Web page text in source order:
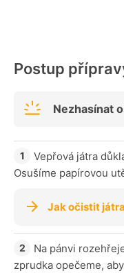
Postup
Nezhasínat
Vepřová játra
Osušíme papírovou
Jak očistit játra
Na pánvi
zprudka opečeme,